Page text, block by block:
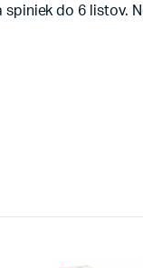
do 6 listov.